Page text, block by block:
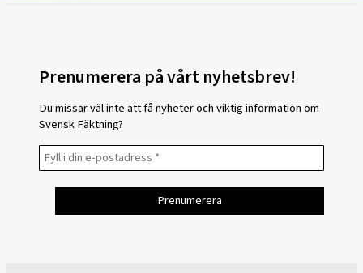
Prenumerera på vårt nyhetsbrev!
Du missar väl inte att få nyheter och viktig information om
Svensk Fäktning?